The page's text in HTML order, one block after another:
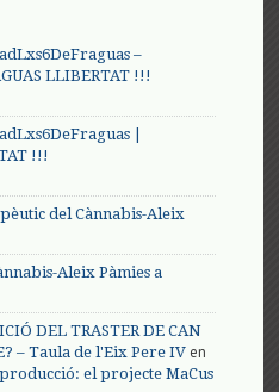
–
LLIBERTAT !!!
|
!!!
del Cànnabis-Aleix
Aleix Pàmies a
DEL TRASTER DE CAN
– Taula de l'Eix Pere IV en
el projecte MaCus